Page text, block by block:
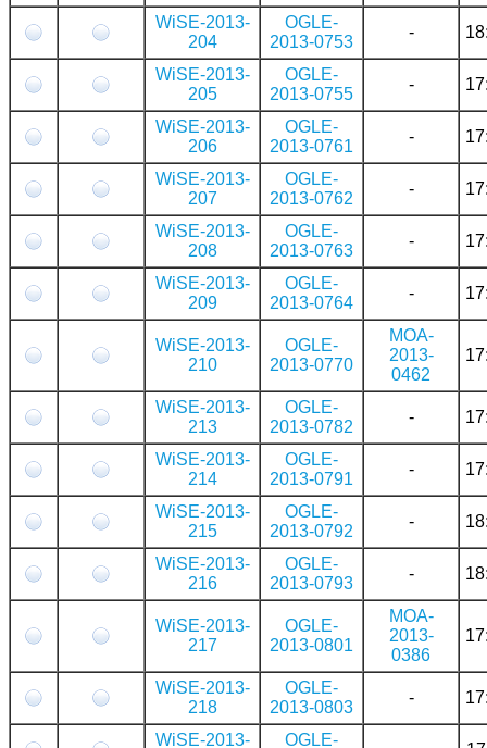
WiSE-2013-
204
OGLE-
2013-0753
-
WiSE-2013-
205
OGLE-
2013-0755
-
WiSE-2013-
206
OGLE-
2013-0761
-
WiSE-2013-
207
OGLE-
2013-0762
-
WiSE-2013-
208
OGLE-
2013-0763
-
WiSE-2013-
209
OGLE-
2013-0764
-
WiSE-2013-
210
OGLE-
2013-0770
MOA-
2013-
0462
WiSE-2013-
213
OGLE-
2013-0782
-
WiSE-2013-
214
OGLE-
2013-0791
-
WiSE-2013-
215
OGLE-
2013-0792
-
WiSE-2013-
216
OGLE-
2013-0793
-
WiSE-2013-
217
OGLE-
2013-0801
MOA-
2013-
0386
WiSE-2013-
218
OGLE-
2013-0803
-
WiSE-2013- OGLE-